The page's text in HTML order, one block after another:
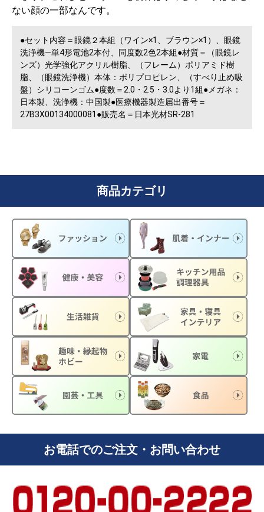
ない顔の一部なんです。
●セット内容＝眼鏡２本組（ワイン×1、ブラウン×1）、眼鏡
洗浄機―単4形電池2本付、同度数2色2本組●材質＝（眼鏡レ
ンズ）光学強化アクリル樹脂、（フレーム）ポリアミド樹
脂、（眼鏡洗浄機）本体：ポリプロピレン、（すべり止め吸
盤）シリコーンゴム●度数＝2.0・2.5・3.0より1組●メガネ：
日本製、洗浄機：中国製●医療機器製造届出番号＝
27B3X00134000081●販売名＝日本光材SR-281
商品カテゴリ
お電話でのご注文・お問い合わせ